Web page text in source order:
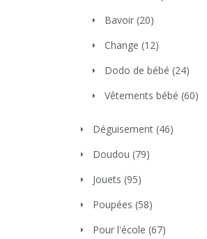
Bavoir (20)
Change (12)
Dodo de bébé (24)
Vêtements bébé (60)
Déguisement (46)
Doudou (79)
Jouets (95)
Poupées (58)
Pour l'école (67)